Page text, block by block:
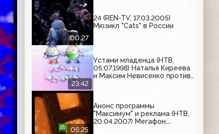
00:27
24 (REN-TV, 17.03.2005)
Мюзикл "Cats" в России
23:42
Устами младенца (НТВ,
05.07.1998) Наталья Киреева
и Максим Невисенко против
05:25
Анонс программы
"Максимум" и реклама (НТВ,
20.04.2007) Мегафон,